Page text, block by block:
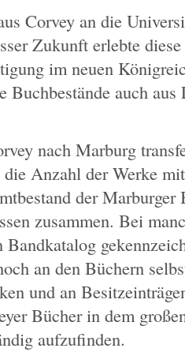
Corvey an die
Zukunft erlebte
im neuen
Buchbestände auch
nach Marburg
Anzahl der Werke
der
zusammen. Bei
Bandkatalog
an den Büchern
und an
Bücher in dem
aufzufinden.